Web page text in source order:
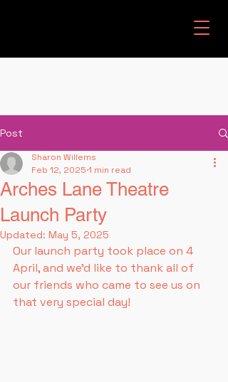
Post
Arches Lane Theatre
Launch Party
Sharon Willems
Feb 12, 2025 1 min read
Updated: May 5, 2025
Our launch party took place on 4
April, and we'd like to thank all of
our friends who came to see us on
that very special day!